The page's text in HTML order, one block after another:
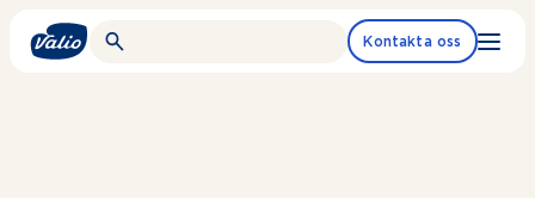
Kontakta oss